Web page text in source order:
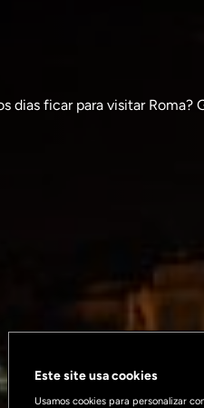
dias ficar para visitar Roma?
Este site usa cookies
Usamos cookies para personalizar